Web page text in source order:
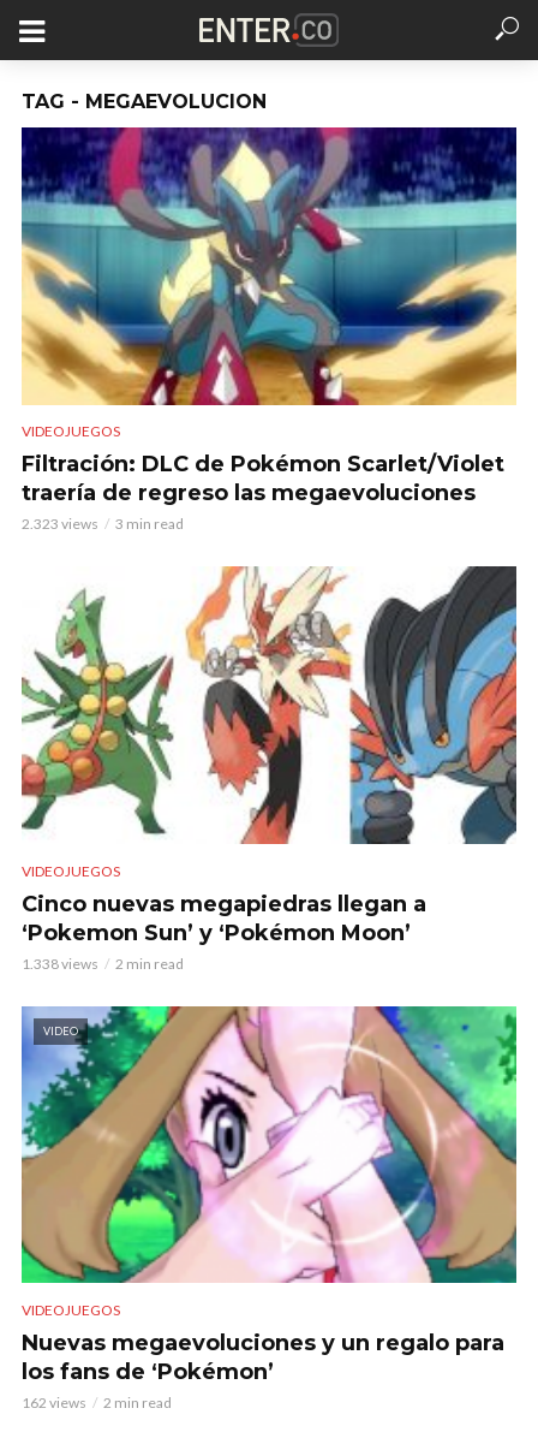
TAG - MEGAEVOLUCION
VIDEOJUEGOS
Filtración: DLC de Pokémon Scarlet/Violet
traería de regreso las megaevoluciones
2.323 views 3 min read
VIDEOJUEGOS
Cinco nuevas megapiedras llegan a
‘Pokemon Sun’ y ‘Pokémon Moon’
1.338 views 2 min read
VIDEO
VIDEOJUEGOS
Nuevas megaevoluciones y un regalo para
los fans de ‘Pokémon’
162 views 2 min read